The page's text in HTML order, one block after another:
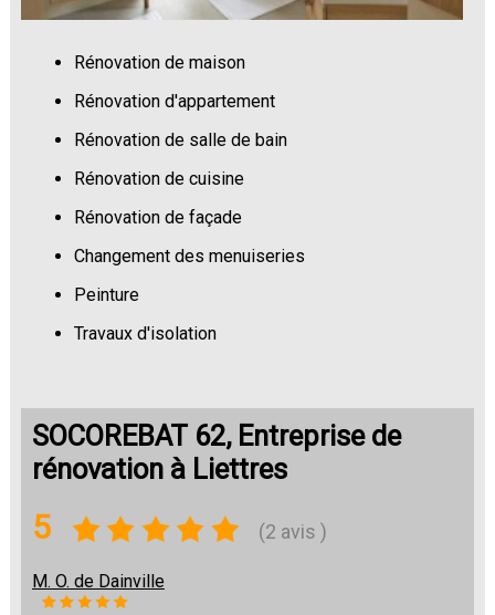
Rénovation de maison
Rénovation d'appartement
Rénovation de salle de bain
Rénovation de cuisine
Rénovation de façade
Changement des menuiseries
Peinture
Travaux d'isolation
SOCOREBAT 62, Entreprise de
rénovation à Liettres
5 (2 avis )
M. O. de Dainville